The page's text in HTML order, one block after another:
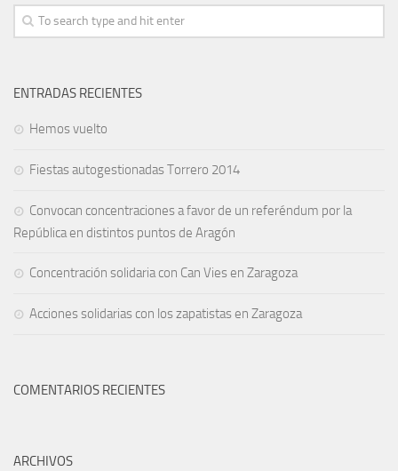
ENTRADAS RECIENTES
Hemos vuelto
Fiestas autogestionadas Torrero 2014
Convocan concentraciones a favor de un referéndum por la
República en distintos puntos de Aragón
Concentración solidaria con Can Vies en Zaragoza
Acciones solidarias con los zapatistas en Zaragoza
COMENTARIOS RECIENTES
ARCHIVOS